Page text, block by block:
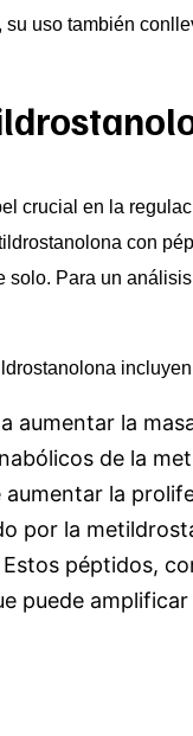
uso también
crucial en la
con
Para un
aumentar la
de la
la
por la
Estos péptidos,
puede